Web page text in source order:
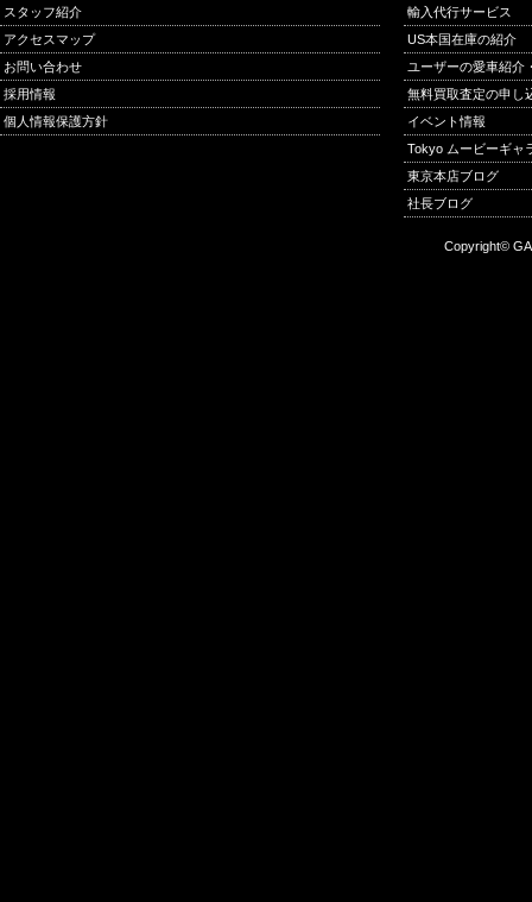
スタッフ紹介
アクセスマップ
お問い合わせ
採用情報
個人情報保護方針
輸入代行サービス
US本国在庫の紹介
ユーザーの愛車紹介
無料買取査定の申し
イベント情報
Tokyo ムービーギャ
東京本店ブログ
社長ブログ
Copyright©